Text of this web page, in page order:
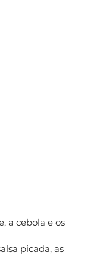
a cebola e os
picada, as